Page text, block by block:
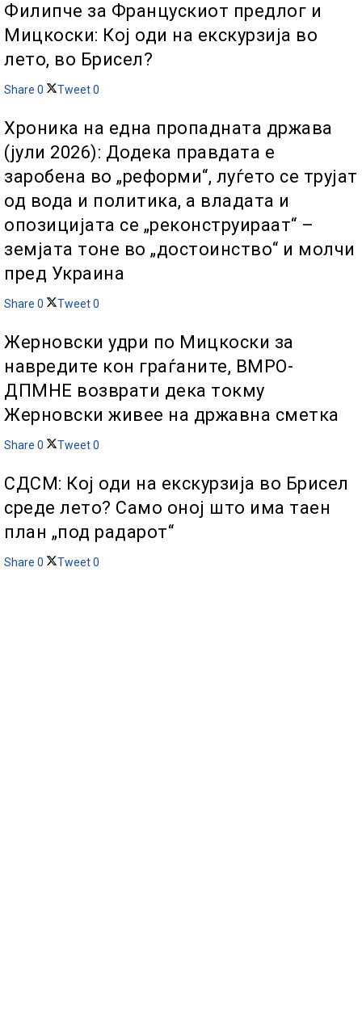
Филипче за Францускиот предлог и
Мицкоски: Кој оди на екскурзија во
лето, во Брисел?
Share 0 Tweet0
Хроника на една пропадната држава
(јули 2026): Додека правдата е
заробена во „реформи“, луѓето се трујат
од вода и политика, а владата и
опозицијата се „реконструираат“ –
земјата тоне во „достоинство“ и молчи
пред Украина
Share 0 Tweet0
Жерновски удри по Мицкоски за
навредите кон граѓаните, ВМРО-
ДПМНЕ возврати дека токму
Жерновски живее на државна сметка
Share 0 Tweet0
СДСМ: Кој оди на екскурзија во Брисел
среде лето? Само оној што има таен
план „под радарот“
Share 0 Tweet0